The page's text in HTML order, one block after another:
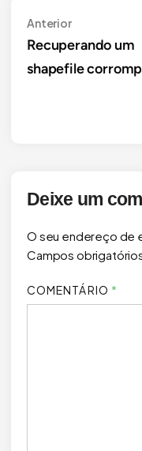
Navegação
de
Post
AnteriorAnterior
Recuperando um
shapefile
Deixe um
O seu endereço de
Campos
COMENTÁRIO *